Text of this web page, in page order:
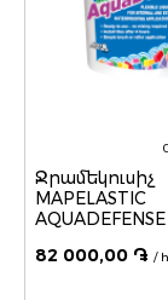
Ջրամեկուսիչ
MAPELASTIC
82 000,00 ֏ /